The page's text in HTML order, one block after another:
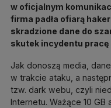
w oficjalnym
firma padła ofiarą
skradzione dane do
skutek incydentu pracę
Jak donoszą media,
w trakcie ataku, a
tzw. dark webu, czyli
Internetu. Ważące 10 GB